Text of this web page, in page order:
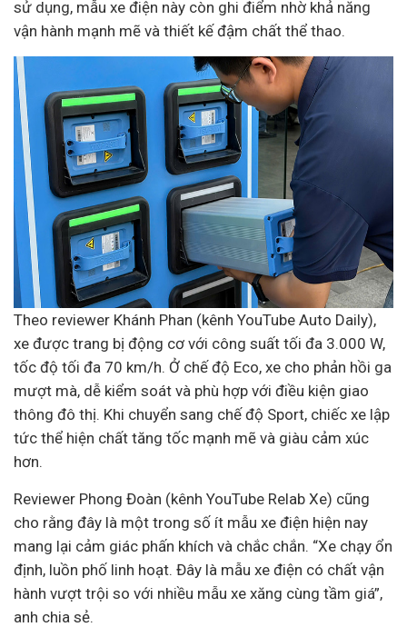
sử dụng, mẫu xe điện này còn ghi điểm nhờ khả năng
vận hành mạnh mẽ và thiết kế đậm chất thể thao.
Theo reviewer Khánh Phan (kênh YouTube Auto Daily),
xe được trang bị động cơ với công suất tối đa 3.000 W,
tốc độ tối đa 70 km/h. Ở chế độ Eco, xe cho phản hồi ga
mượt mà, dễ kiểm soát và phù hợp với điều kiện giao
thông đô thị. Khi chuyển sang chế độ Sport, chiếc xe lập
tức thể hiện chất tăng tốc mạnh mẽ và giàu cảm xúc
hơn.
Reviewer Phong Đoàn (kênh YouTube Relab Xe) cũng
cho rằng đây là một trong số ít mẫu xe điện hiện nay
mang lại cảm giác phấn khích và chắc chắn. “Xe chạy ổn
định, luồn phố linh hoạt. Đây là mẫu xe điện có chất vận
hành vượt trội so với nhiều mẫu xe xăng cùng tầm giá”,
anh chia sẻ.